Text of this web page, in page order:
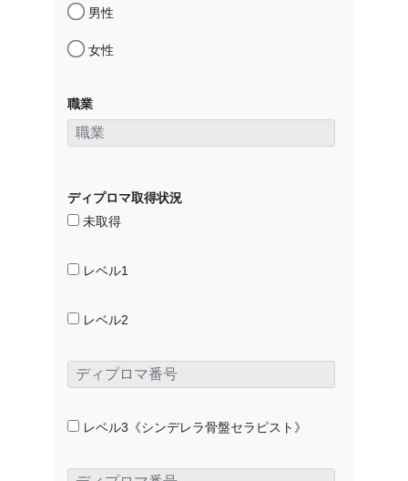
男性
女性
職業
ディプロマ取得状況
未取得
レベル1
レベル2
レベル3《シンデレラ骨盤セラピスト》